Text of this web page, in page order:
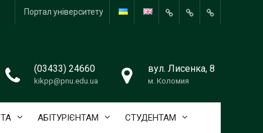
About
HISTORYTeaching
Портал університету
(03433) 24660
kikpp@pnu.edu.ua
вул. Лисенка, 8
м. Коломия
АБІТУРІЄНТАМ СТУДЕНТАМ